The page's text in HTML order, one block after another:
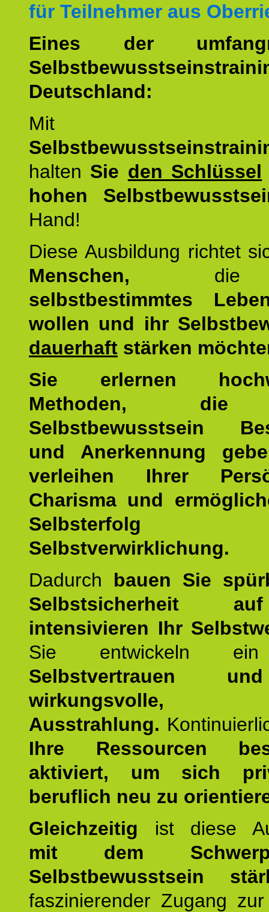
für Teilnehmer aus
Eines der
Deutschland:
Mit
halten Sie den Schlüssel
hohen
Hand!
Diese Ausbildung richtet
Menschen,
selbstbestimmtes
wollen und ihr
dauerhaft stärken
Sie erlernen
Methoden, die
Selbstbewusstsein
und Anerkennung
verleihen Ihrer
Charisma und
Selbstverwirklichung.
Dadurch bauen Sie
Selbstsicherheit
intensivieren Ihr
Sie entwickeln ein
Selbstvertrauen
wirkungsvolle,
Ausstrahlung.
Ihre Ressourcen
aktiviert, um sich
beruflich neu zu
Gleichzeitig ist diese
mit dem
Selbstbewusstsein
faszinierender Zugang